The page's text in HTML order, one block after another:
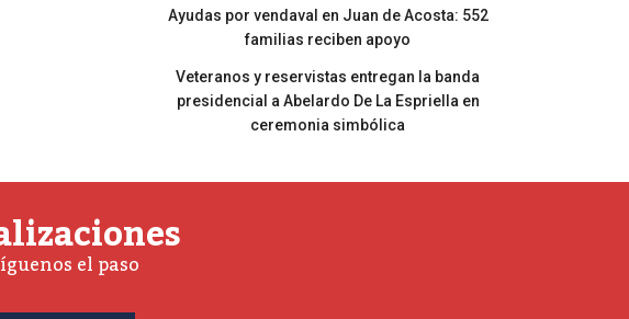
Ayudas por vendaval en Juan de Acosta: 552
familias reciben apoyo
Veteranos y reservistas entregan la banda
presidencial a Abelardo De La Espriella en
ceremonia simbólica
el paso